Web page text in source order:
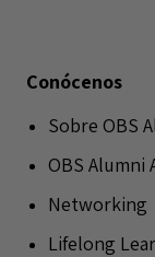
Conócenos
Sobre OBS
OBS Alumni
Networking
Lifelong